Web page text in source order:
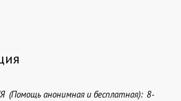
анонимная и бесплатная): 8-